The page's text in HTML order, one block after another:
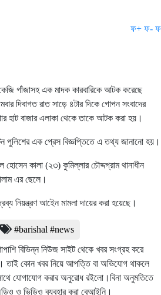
ফ+ ফ- ফ
গাঁজাসহ এক মাদক কারবারিকে আটক করেছে
দিবাগত রাত সাড়ে ৪টার দিকে গোপন সংবাদের
হাট বাজার এলাকা থেকে তাকে আটক করা হয়।
পুলিশের এক প্রেস বিজ্ঞপ্তিতে এ তথ্য জানানো হয়।
কালা (২৩) কুমিল্লার চৌদ্দগ্রাম থানাধীন
এর ছেলে।
নিয়ন্ত্রণ আইেন মামলা দায়ের করা হয়েছে।
#barishal #news
বিভিন্ন নিউজ সাইট থেকে খবর সংগ্রহ করে
তাই কোন খবর নিয়ে আপত্তি বা অভিযোগ থাকলে
যোগাযোগ করার অনুরোধ রইলো।বিনা অনুমতিতে
ও ভিডিও ব্যবহার করা বেআইনি।